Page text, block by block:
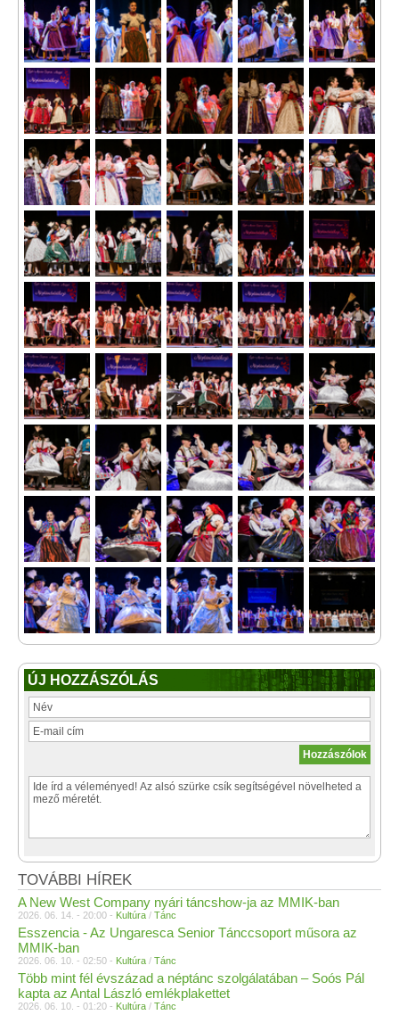
ÚJ HOZZÁSZÓLÁS
TOVÁBBI HÍREK
A New West Company nyári táncshow-ja az MMIK-ban
2026. 06. 14. - 20:00 - Kultúra / Tánc
Esszencia - Az Ungaresca Senior Tánccsoport műsora az
MMIK-ban
2026. 06. 10. - 02:50 - Kultúra / Tánc
Több mint fél évszázad a néptánc szolgálatában – Soós Pál
kapta az Antal László emlékplakettet
2026. 06. 10. - 01:20 - Kultúra / Tánc